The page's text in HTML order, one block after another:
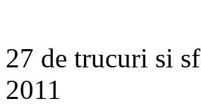
27 de trucuri si
2011